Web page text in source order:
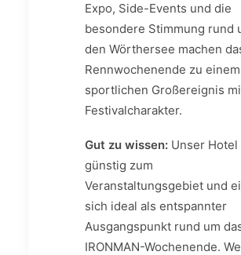
Expo, Side-Events und die
besondere Stimmung rund
den Wörthersee machen
Rennwochenende zu einem
sportlichen Großereignis
Festivalcharakter.
Gut zu wissen: Unser
günstig zum
Veranstaltungsgebiet und
sich ideal als entspannter
Ausgangspunkt rund um
IRONMAN-Wochenende.